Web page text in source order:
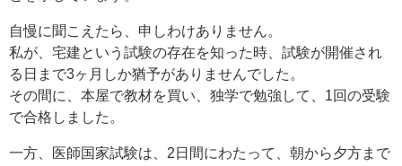
自慢に聞こえたら、申しわけありません。
私が、宅建という試験の存在を知った時、試験が開催され
る日まで3ヶ月しか猶予がありませんでした。
その間に、本屋で教材を買い、独学で勉強して、1回の受験
で合格しました。
一方、医師国家試験は、2日間にわたって、朝から夕方まで